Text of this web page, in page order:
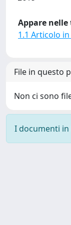
Appare
1.1 Articolo
File in questo
Non ci sono
I documenti